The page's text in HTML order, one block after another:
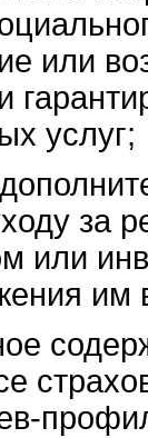
или
услуг;
за
или
им